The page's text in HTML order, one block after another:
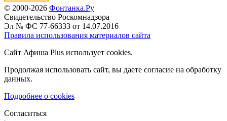
© 2000-2026 Фонтанка.Ру
Свидетельство Роскомнадзора
Эл № ФС 77-66333 от 14.07.2016
Правила использования материалов сайта
Сайт Афиша Plus использует cookies.
Продолжая использовать сайт, вы даете согласие на обработку
данных.
Подробнее о cookies
Согласиться